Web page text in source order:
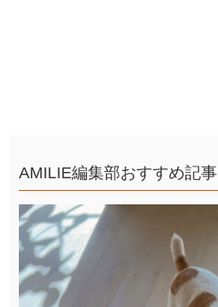
AMILIE編集部おすすめ記事